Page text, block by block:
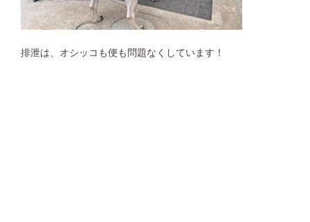
排泄は、オシッコも便も問題なくしています！